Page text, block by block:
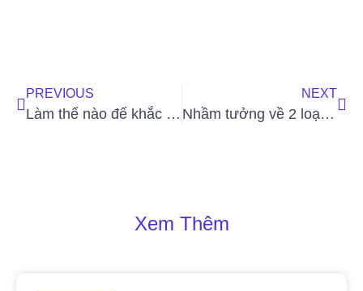
PREVIOUS
Làm thế nào để khắc phục tình trạng sạm da, nám da cùng Glutathione Hera Diamond.?
NEXT
Nhầm tưởng về 2 loại vitamin giúp mọc tóc
Xem Thêm